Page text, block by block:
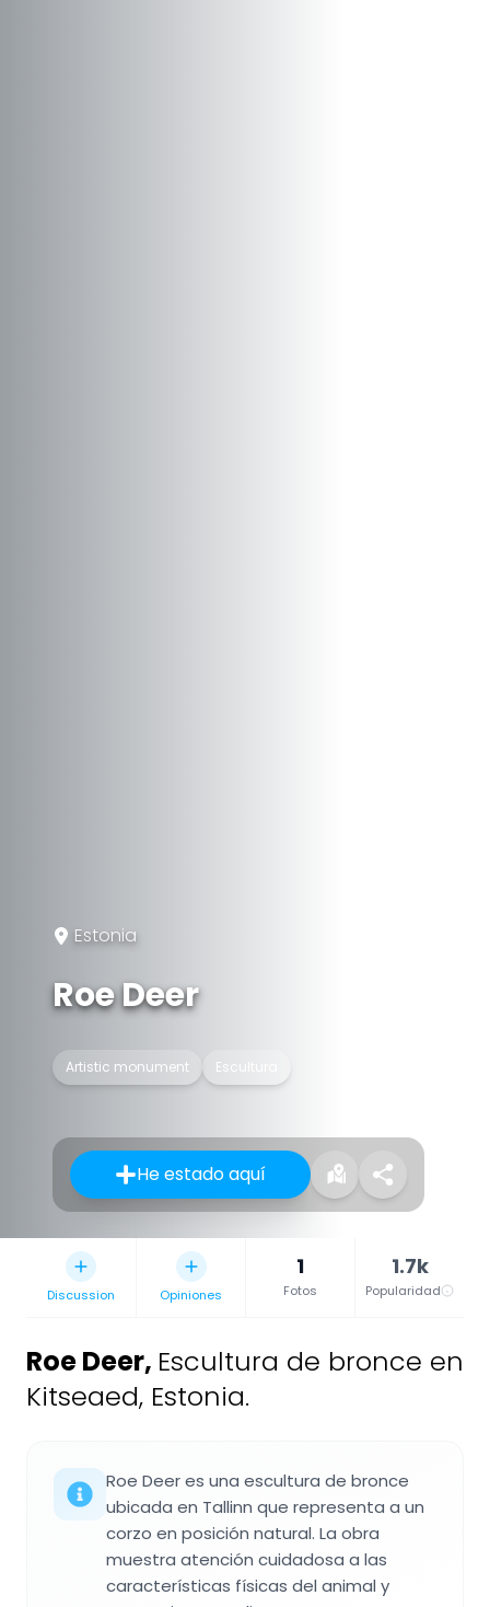
Estonia
Roe Deer
Artistic monument Escultura
He estado aquí
Discussion Opiniones
1
Fotos
1.7k
Popularidad
Roe Deer, Escultura de bronce en
Kitseaed, Estonia.
Roe Deer es una escultura de bronce
ubicada en Tallinn que representa a un
corzo en posición natural. La obra
muestra atención cuidadosa a las
características físicas del animal y